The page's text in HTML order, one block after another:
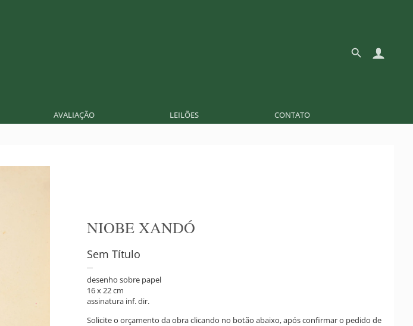
AVALIAÇÃO LEILÕES CONTATO
NIOBE XANDÓ
Sem Título
desenho sobre papel
16 x 22 cm
assinatura inf. dir.
Solicite o orçamento da obra clicando no botão abaixo, após confirmar o pedido de